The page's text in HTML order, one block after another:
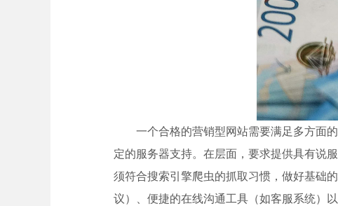
一个合格的营销型网站需要满足多方面
定的服务器支持。在层面，要求提供具有说
须符合搜索引擎爬虫的抓取习惯，做好基础
议）、便捷的在线沟通工具（如客服系统）